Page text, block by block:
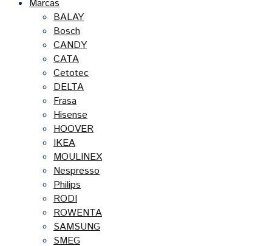
Marcas
BALAY
Bosch
CANDY
CATA
Cetotec
DELTA
Frasa
Hisense
HOOVER
IKEA
MOULINEX
Nespresso
Philips
RODI
ROWENTA
SAMSUNG
SMEG